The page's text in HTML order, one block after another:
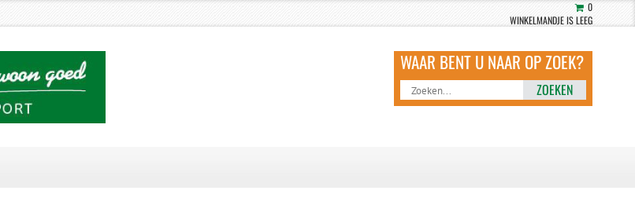
0
WINKELMANDJE IS LEEG
ZOEKEN